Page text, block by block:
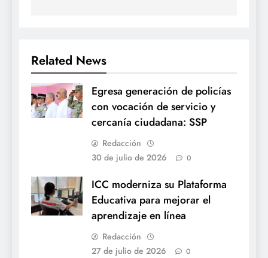
Related News
Egresa generación de policías
con vocación de servicio y
cercanía ciudadana: SSP
Redacción
30 de julio de 2026
0
ICC moderniza su Plataforma
Educativa para mejorar el
aprendizaje en línea
Redacción
27 de julio de 2026
0